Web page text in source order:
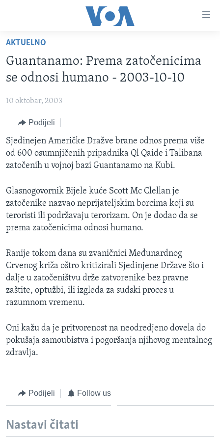
glavni
sadržaj
na
glavnu
pretragu
VIDEO
VIJESTI
SJEDINJENE AMERIČKE DRŽAVE
BOSNA I HERCEGOVINA
NAUKA I TEHNOLOGIJA
SPECIJALNI PROJEKTI
KORUPCIJA
ŽENSKA STRANA
IZBJEGLIČKA STRANA
MAGAZIN
O GLASU AMERIKE
Learning English
PRATITE NAS
Jezici
AKTUELNO
Guantanamo: Prema zatočenicima
se odnosi humano - 2003-10-10
10 oktobar, 2003
Podijeli
Sjedinejen Američke Dražve brane odnos prema više
od 600 osumnjičenih pripadnika Ql Qaide i Talibana
zatočenih u vojnoj bazi Guantanamo na Kubi.
Glasnogovornik Bijele kuće Scott Mc Clellan je
zatočenike nazvao neprijateljskim borcima koji su
teroristi ili podržavaju terorizam. On je dodao da se
prema zatočenicima odnosi humano.
Ranije tokom dana su zvaničnici Međunardnog
Crvenog križa oštro kritizirali Sjedinjene Države što i
dalje u zatočeništvu drže zatvorenike bez pravne
zaštite, optužbi, ili izgleda za sudski proces u
razumnom vremenu.
Oni kažu da je pritvorenost na neodredjeno dovela do
pokušaja samoubistva i pogoršanja njihovog mentalnog
zdravlja.
Podijeli Follow us
Nastavi čitati